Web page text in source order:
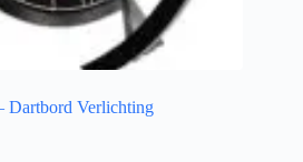
Dartbord Verlichting